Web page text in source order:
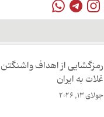
رمزگشایی از اهداف
غلات به ایران
جولای 13, 2026